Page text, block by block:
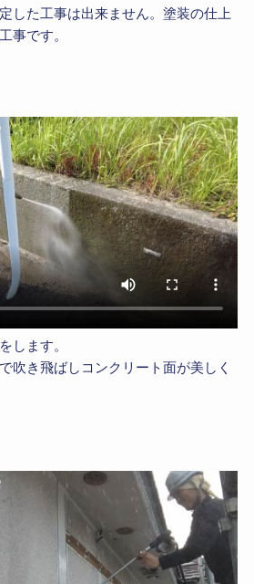
した工事は出来ません。塗装の仕上
事です。
します。
吹き飛ばしコンクリート面が美しく